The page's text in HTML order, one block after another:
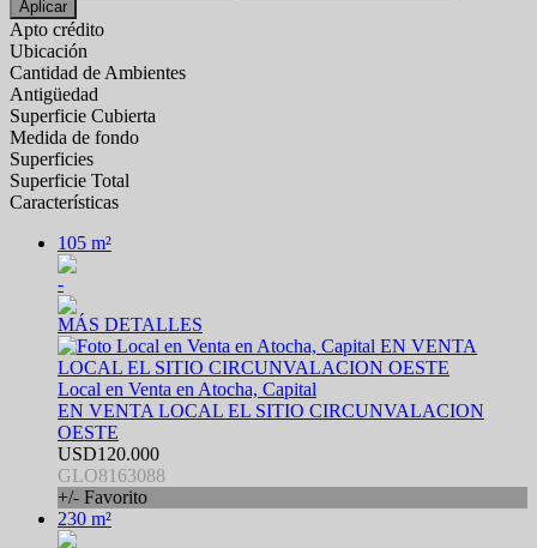
Aplicar
Apto crédito
Ubicación
Cantidad de Ambientes
Antigüedad
Superficie Cubierta
Medida de fondo
Superficies
Superficie Total
Características
105 m²
-
MÁS DETALLES
Local en Venta en Atocha, Capital
EN VENTA LOCAL EL SITIO CIRCUNVALACION
OESTE
USD120.000
GLO8163088
+/- Favorito
230 m²